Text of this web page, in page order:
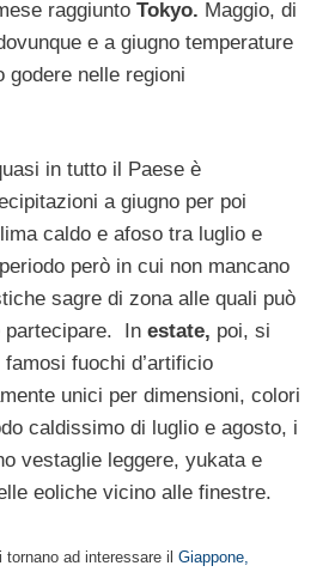
raggiunto Tokyo. Maggio, di
e a giugno temperature
godere nelle regioni
in tutto il Paese è
a giugno per poi
caldo e afoso tra luglio e
però in cui non mancano
sagre di zona alle quali può
partecipare. In estate, poi, si
fuochi d’artificio
unici per dimensioni, colori
caldissimo di luglio e agosto, i
vestaglie leggere, yukata e
eoliche vicino alle finestre.
tornano ad interessare il Giappone,